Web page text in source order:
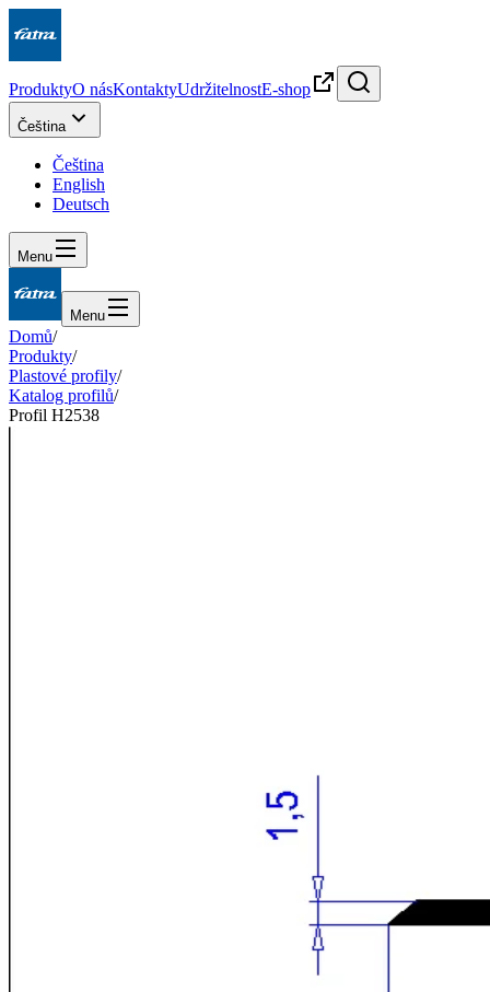
ProduktyO násKontaktyUdržitelnostE-shop
Čeština
Čeština
English
Deutsch
Menu
Menu
Domů/
Produkty/
Plastové profily/
Katalog profilů/
Profil H2538